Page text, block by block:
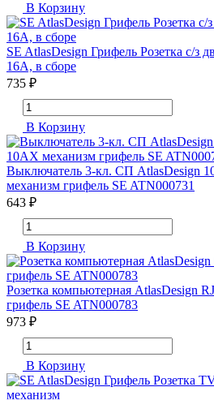
В Корзину
SE AtlasDesign Грифель Розетка с/з
16А, в сборе
735 ₽
В Корзину
Выключатель 3-кл. СП AtlasDesign
механизм грифель SE ATN000731
643 ₽
В Корзину
Розетка компьютерная AtlasDesign
грифель SE ATN000783
973 ₽
В Корзину